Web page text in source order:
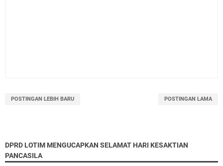
POSTINGAN LEBIH BARU POSTINGAN LAMA
DPRD LOTIM MENGUCAPKAN SELAMAT HARI KESAKTIAN
PANCASILA